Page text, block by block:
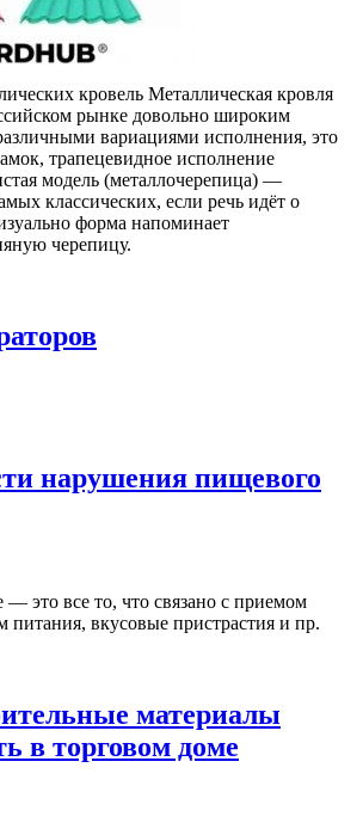
кровель Металлическая кровля
рынке довольно широким
вариациями исполнения, это
трапецевидное исполнение
модель (металлочерепица) —
классических, если речь идёт о
форма напоминает
черепицу.
нарушения пищевого
это все то, что связано с приемом
питания, вкусовые пристрастия и пр.
материалы
в торговом доме